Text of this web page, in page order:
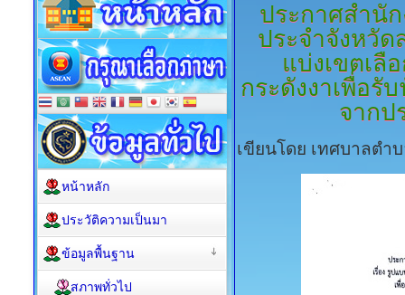
ประกาศสำนั
ประจำจังหวั
แบ่งเขตเลื
กระดังงาเพื่อรั
จากป
เขียนโดย เทศบาลตำ
หน้าหลัก
ประวัติความเป็นมา
ข้อมูลพื้นฐาน
สภาพทั่วไป